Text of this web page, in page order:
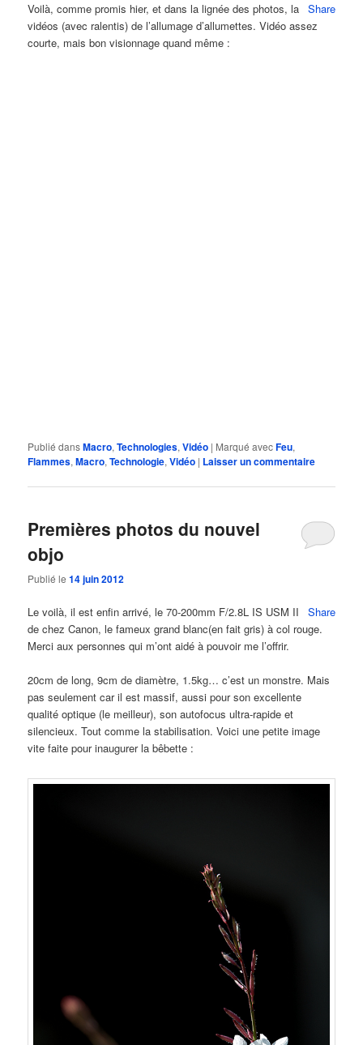
Share
Voilà, comme promis hier, et dans la lignée des photos, la
vidéos (avec ralentis) de l’allumage d’allumettes. Vidéo assez
courte, mais bon visionnage quand même :
Publié dansMacro,Technologies,Vidéo | Marqué avecFeu,
Flammes,Macro,Technologie,Vidéo | Laisser un commentaire
Premières photos du nouvel
objo
Publié le14 juin 2012
Share
Le voilà, il est enfin arrivé, le 70-200mm F/2.8L IS USM II
de chez Canon, le fameux grand blanc(en fait gris) à col rouge.
Merci aux personnes qui m’ont aidé à pouvoir me l’offrir.
20cm de long, 9cm de diamètre, 1.5kg… c’est un monstre. Mais
pas seulement car il est massif, aussi pour son excellente
qualité optique (le meilleur), son autofocus ultra-rapide et
silencieux. Tout comme la stabilisation. Voici une petite image
vite faite pour inaugurer la bêbette :